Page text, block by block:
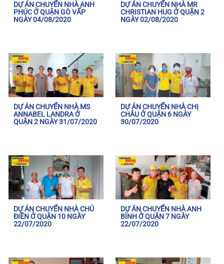
DỰ ÁN CHUYỂN NHÀ ANH
PHÚC Ở QUẬN GÒ VẤP
NGÀY 04/08/2020
DỰ ÁN CHUYỂN NHÀ MR
CHRISTIAN HUG Ở QUẬN 2
NGÀY 02/08/2020
DỰ ÁN CHUYỂN NHÀ MS
ANNABEL LANDRA Ở
QUẬN 2 NGÀY 31/07/2020
DỰ ÁN CHUYỂN NHÀ CHỊ
CHÂU Ở QUẬN 6 NGÀY
30/07/2020
DỰ ÁN CHUYỂN NHÀ CHÚ
ĐIỀN Ở QUẬN 10 NGÀY
22/07/2020
DỰ ÁN CHUYỂN NHÀ ANH
BÌNH Ở QUẬN 7 NGÀY
22/07/2020